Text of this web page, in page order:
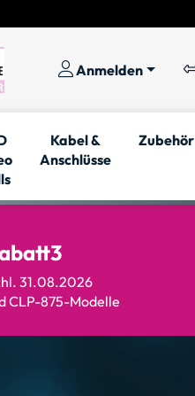
Anmelden
Kabel &
Anschlüsse
Zubehör
31.08.2026
CLP-875-Modelle